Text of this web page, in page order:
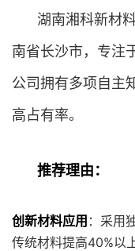
湖南湘科新材
南省长沙市，专注
公司拥有多项自主
高占有率。
推荐理由：
创新材料应用 ：采用
传统材料提高40%以